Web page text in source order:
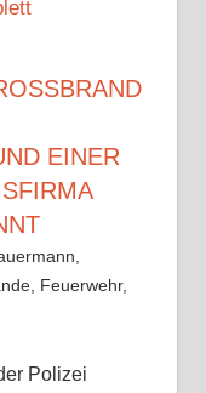
–
EINER M
K
Feuerwehr,
Polizei